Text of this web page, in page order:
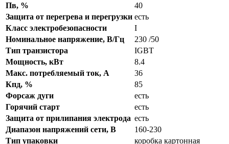
Пв, %
40
Защита от перегрева и перегрузки есть
Класс электробезопасности
I
Номинальное напряжение, В/Гц
230 /50
Тип транзистора
IGBT
Мощность, кВт
8.4
Макс. потребляемый ток, А
36
Кпд, %
85
Форсаж дуги
есть
Горячий старт
есть
Защита от прилипания электрода есть
Диапазон напряжений сети, В
160-230
Тип упаковки
коробка картонная